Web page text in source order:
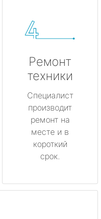
Ремонт
техники
Специалист
производит
ремонт на
месте и в
короткий
срок.